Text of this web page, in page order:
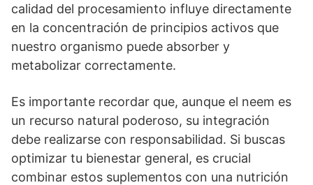
calidad del procesamiento influye directamente
en la concentración de principios activos que
nuestro organismo puede absorber y
metabolizar correctamente.
Es importante recordar que, aunque el neem es
un recurso natural poderoso, su integración
debe realizarse con responsabilidad. Si buscas
optimizar tu bienestar general, es crucial
combinar estos suplementos con una nutrición